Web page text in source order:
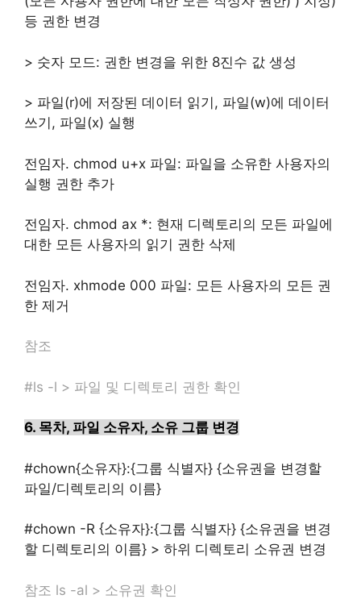
등 권한 변경
> 숫자 모드: 권한 변경을 위한 8진수 값 생성
> 파일(r)에 저장된 데이터 읽기, 파일(w)에 데이터
쓰기, 파일(x) 실행
전임자. chmod u+x 파일: 파일을 소유한 사용자의
실행 권한 추가
전임자. chmod ax *: 현재 디렉토리의 모든 파일에
대한 모든 사용자의 읽기 권한 삭제
전임자. xhmode 000 파일: 모든 사용자의 모든 권
한 제거
참조
#ls -l > 파일 및 디렉토리 권한 확인
6. 목차, 파일 소유자, 소유 그룹 변경
#chown{소유자}:{그룹 식별자} {소유권을 변경할
파일/디렉토리의 이름}
#chown -R {소유자}:{그룹 식별자} {소유권을 변경
할 디렉토리의 이름} > 하위 디렉토리 소유권 변경
참조 ls -al > 소유권 확인